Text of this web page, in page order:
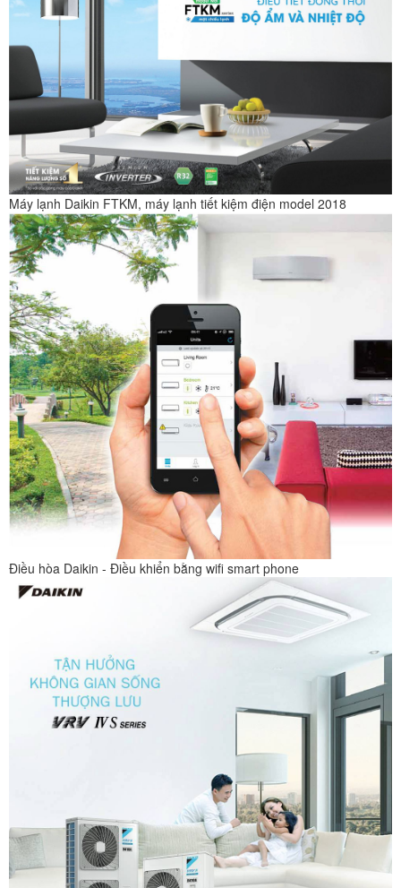
Máy lạnh Daikin FTKM, máy lạnh tiết kiệm điện model 2018
Điều hòa Daikin - Điều khiển bằng wifi smart phone